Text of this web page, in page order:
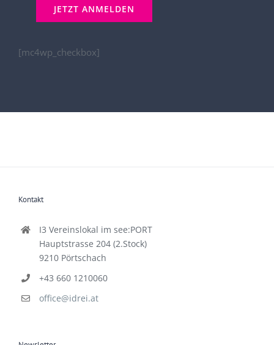
[mc4wp_checkbox]
Kontakt
I3 Vereinslokal im see:PORT
Hauptstrasse 204 (2.Stock)
9210 Pörtschach
+43 660 1210060
office@idrei.at